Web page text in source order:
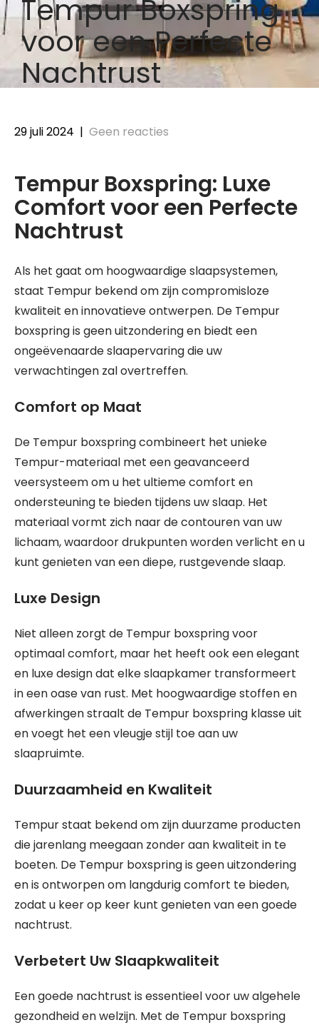
Tempur Boxspring
voor een Perfecte
Nachtrust
29 juli 2024 | Geen reacties
Tempur Boxspring: Luxe
Comfort voor een Perfecte
Nachtrust
Als het gaat om hoogwaardige slaapsystemen,
staat Tempur bekend om zijn compromisloze
kwaliteit en innovatieve ontwerpen. De Tempur
boxspring is geen uitzondering en biedt een
ongeëvenaarde slaapervaring die uw
verwachtingen zal overtreffen.
Comfort op Maat
De Tempur boxspring combineert het unieke
Tempur-materiaal met een geavanceerd
veersysteem om u het ultieme comfort en
ondersteuning te bieden tijdens uw slaap. Het
materiaal vormt zich naar de contouren van uw
lichaam, waardoor drukpunten worden verlicht en u
kunt genieten van een diepe, rustgevende slaap.
Luxe Design
Niet alleen zorgt de Tempur boxspring voor
optimaal comfort, maar het heeft ook een elegant
en luxe design dat elke slaapkamer transformeert
in een oase van rust. Met hoogwaardige stoffen en
afwerkingen straalt de Tempur boxspring klasse uit
en voegt het een vleugje stijl toe aan uw
slaapruimte.
Duurzaamheid en Kwaliteit
Tempur staat bekend om zijn duurzame producten
die jarenlang meegaan zonder aan kwaliteit in te
boeten. De Tempur boxspring is geen uitzondering
en is ontworpen om langdurig comfort te bieden,
zodat u keer op keer kunt genieten van een goede
nachtrust.
Verbetert Uw Slaapkwaliteit
Een goede nachtrust is essentieel voor uw algehele
gezondheid en welzijn. Met de Tempur boxspring